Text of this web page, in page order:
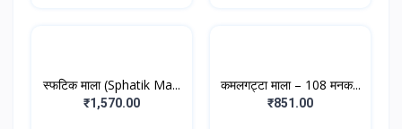
स्फटिक माला (Sphatik Ma...
₹1,570.00
कमलगट्टा माला – 108 मनक...
₹851.00